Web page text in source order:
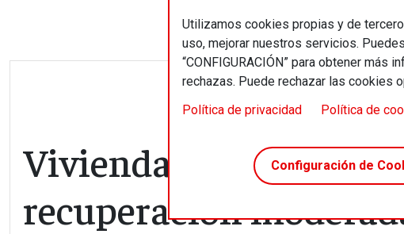
Utilizamos cookies propias y de
uso, mejorar nuestros servicios.
“CONFIGURACIÓN” para obtener
rechazas. Puede rechazar las cookies
Política de privacidad
Política de
Configuración de
Vivienda: continúa la
recuperación